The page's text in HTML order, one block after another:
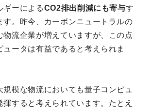
ギーによるCO2排出削減にも寄与す
す。昨今、カーボンニュートラルの
物流企業が増えていますが、この点
ュータは有益であると考えられま
規模な物流においても量子コンピュ
揮すると考えられています。たとえ